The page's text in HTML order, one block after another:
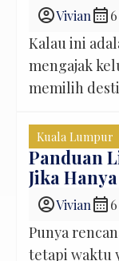
berhenti di
Highlands
Suasananya
account_circleViviancalendar_month
Kalau ini
mengajak
memilih
jauh lebih
banyak
ke sudut
dan momen
terburu-
Kuala Lumpur
Panduan
Jika
account_circleViviancalendar_month
Punya
tetapi waktu